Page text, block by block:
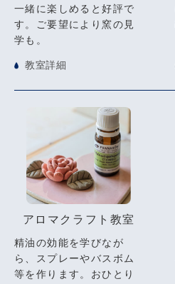
一緒に楽しめると好評で
す。ご要望により窯の見
学も。
教室詳細
アロマクラフト教室
精油の効能を学びなが
ら、スプレーやバスボム
等を作ります。おひとり